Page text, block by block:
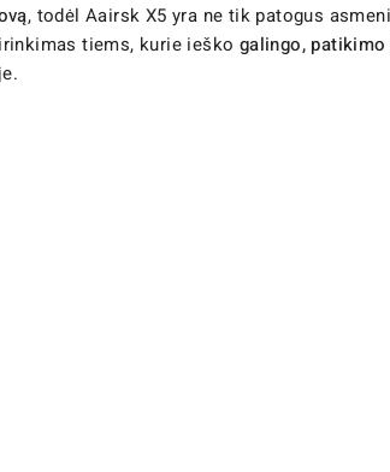
, todėl Aairsk X5 yra ne tik patogus
tiems, kurie ieško galingo,